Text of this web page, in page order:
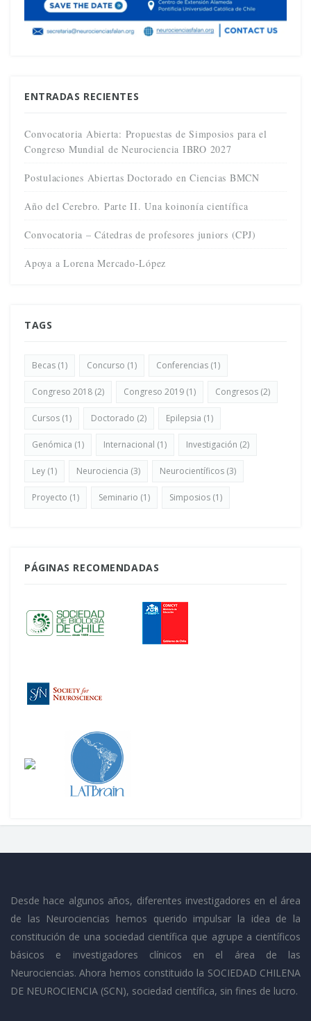
ENTRADAS RECIENTES
Convocatoria Abierta: Propuestas de Simposios para el
Congreso Mundial de Neurociencia IBRO 2027
Postulaciones Abiertas Doctorado en Ciencias BMCN
Año del Cerebro. Parte II. Una koinonía científica
Convocatoria – Cátedras de profesores juniors (CPJ)
Apoya a Lorena Mercado-López
TAGS
Becas (1) Concurso (1) Conferencias (1)
Congreso 2018 (2) Congreso 2019 (1) Congresos (2)
Cursos (1) Doctorado (2) Epilepsia (1)
Genómica (1) Internacional (1) Investigación (2)
Ley (1) Neurociencia (3) Neurocientíficos (3)
Proyecto (1) Seminario (1) Simposios (1)
PÁGINAS RECOMENDADAS
Desde hace algunos años, diferentes investigadores en el área
de las Neurociencias hemos querido impulsar la idea de la
constitución de una sociedad científica que agrupe a científicos
básicos e investigadores clínicos en el área de las
Neurociencias. Ahora hemos constituido la SOCIEDAD CHILENA
DE NEUROCIENCIA (SCN), sociedad científica, sin fines de lucro.